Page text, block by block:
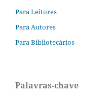
Para Leitores
Para Autores
Para Bibliotecários
Palavras-chave